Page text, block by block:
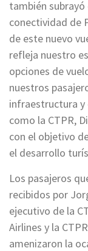
también
conectividad de
de este nuevo
refleja nuestro
opciones de
nuestros
infraestructura
como la CTPR,
con el objetivo
el desarrollo
Los pasajeros
recibidos por
ejecutivo de la
Airlines y la
amenizaron la